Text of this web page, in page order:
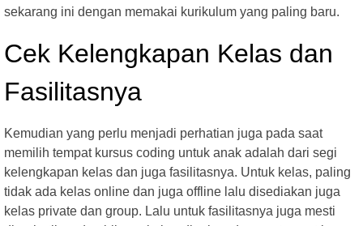
sekarang ini dengan memakai kurikulum yang paling baru.
Cek Kelengkapan Kelas dan
Fasilitasnya
Kemudian yang perlu menjadi perhatian juga pada saat
memilih tempat kursus coding untuk anak adalah dari segi
kelengkapan kelas dan juga fasilitasnya. Untuk kelas, paling
tidak ada kelas online dan juga offline lalu disediakan juga
kelas private dan group. Lalu untuk fasilitasnya juga mesti